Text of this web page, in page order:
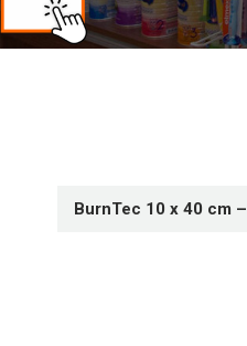
BurnTec 10 x 40 cm